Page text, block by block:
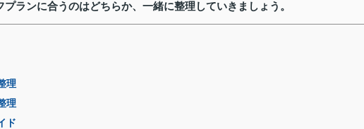
ランに合うのはどちらか、一緒に整理していきましょう。
理
理
ド